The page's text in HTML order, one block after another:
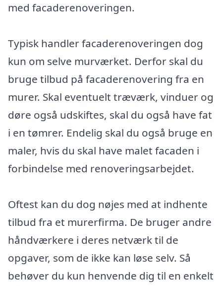
med facaderenoveringen.
Typisk handler facaderenoveringen dog
kun om selve murværket. Derfor skal du
bruge tilbud på facaderenovering fra en
murer. Skal eventuelt træværk, vinduer og
døre også udskiftes, skal du også have fat
i en tømrer. Endelig skal du også bruge en
maler, hvis du skal have malet facaden i
forbindelse med renoveringsarbejdet.
Oftest kan du dog nøjes med at indhente
tilbud fra et murerfirma. De bruger andre
håndværkere i deres netværk til de
opgaver, som de ikke kan løse selv. Så
behøver du kun henvende dig til en enkelt